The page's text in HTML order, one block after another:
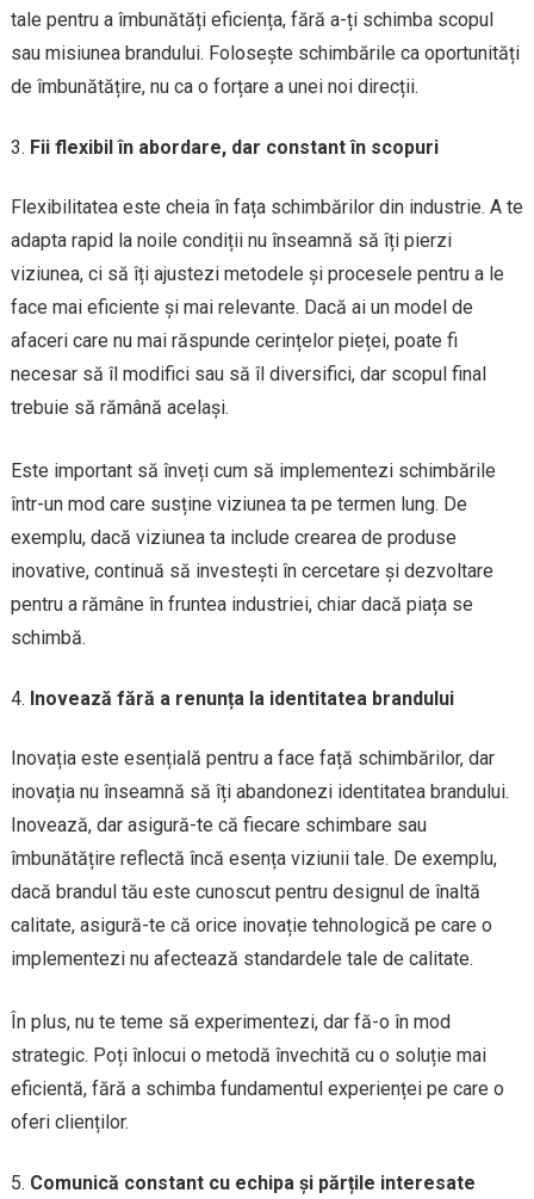
tale pentru a îmbunătăți eficiența, fără a-ți schimba scopul
sau misiunea brandului. Folosește schimbările ca oportunități
de îmbunătățire, nu ca o forțare a unei noi direcții.
Fii flexibil în abordare, dar constant în scopuri
Flexibilitatea este cheia în fața schimbărilor din industrie. A te
adapta rapid la noile condiții nu înseamnă să îți pierzi
viziunea, ci să îți ajustezi metodele și procesele pentru a le
face mai eficiente și mai relevante. Dacă ai un model de
afaceri care nu mai răspunde cerințelor pieței, poate fi
necesar să îl modifici sau să îl diversifici, dar scopul final
trebuie să rămână același.
Este important să înveți cum să implementezi schimbările
într-un mod care susține viziunea ta pe termen lung. De
exemplu, dacă viziunea ta include crearea de produse
inovative, continuă să investești în cercetare și dezvoltare
pentru a rămâne în fruntea industriei, chiar dacă piața se
schimbă.
Inovează fără a renunța la identitatea brandului
Inovația este esențială pentru a face față schimbărilor, dar
inovația nu înseamnă să îți abandonezi identitatea brandului.
Inovează, dar asigură-te că fiecare schimbare sau
îmbunătățire reflectă încă esența viziunii tale. De exemplu,
dacă brandul tău este cunoscut pentru designul de înaltă
calitate, asigură-te că orice inovație tehnologică pe care o
implementezi nu afectează standardele tale de calitate.
În plus, nu te teme să experimentezi, dar fă-o în mod
strategic. Poți înlocui o metodă învechită cu o soluție mai
eficientă, fără a schimba fundamentul experienței pe care o
oferi clienților.
Comunică constant cu echipa și părțile interesate